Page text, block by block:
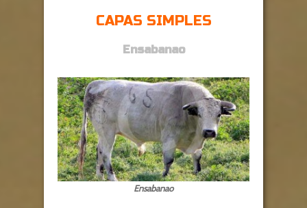
CAPAS SIMPLES
Ensabanao
Ensabanao